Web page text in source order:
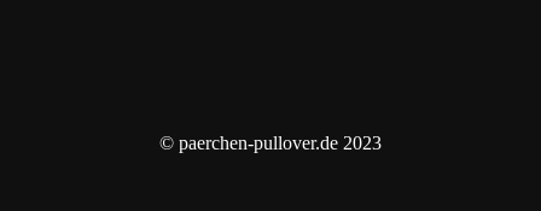
© paerchen-pullover.de 2023